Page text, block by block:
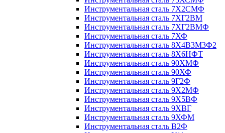
Инструментальная сталь 7Х2СМФ
Инструментальная сталь 7ХГ2ВМ
Инструментальная сталь 7ХГ2ВМФ
Инструментальная сталь 7ХФ
Инструментальная сталь 8Х4В3М3Ф2
Инструментальная сталь 8Х6НФТ
Инструментальная сталь 90ХМФ
Инструментальная сталь 90ХФ
Инструментальная сталь 9Г2Ф
Инструментальная сталь 9Х2МФ
Инструментальная сталь 9Х5ВФ
Инструментальная сталь 9ХВГ
Инструментальная сталь 9ХФМ
Инструментальная сталь В2Ф